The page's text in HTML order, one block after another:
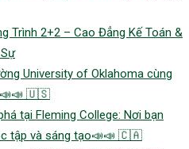
Trình 2+2 – Cao Đẳng Kế Toán &
University of Oklahoma cùng
📣📣 🇺🇸
tại Fleming College: Nơi bạn
tập và sáng tạo📣📣 🇨🇦